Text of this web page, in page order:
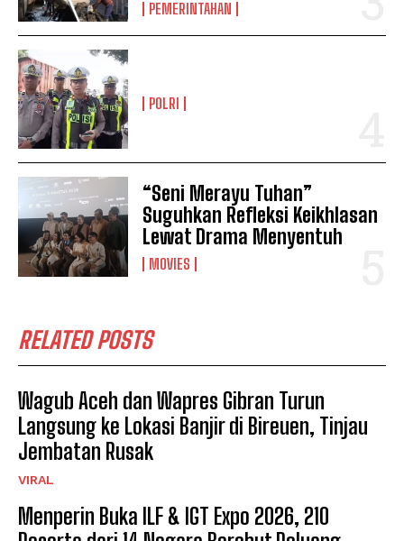
PEMERINTAHAN
POLRI
“Seni Merayu Tuhan”
Suguhkan Refleksi Keikhlasan
Lewat Drama Menyentuh
MOVIES
RELATED POSTS
Wagub Aceh dan Wapres Gibran Turun
Langsung ke Lokasi Banjir di Bireuen, Tinjau
Jembatan Rusak
VIRAL
Menperin Buka ILF & IGT Expo 2026, 210